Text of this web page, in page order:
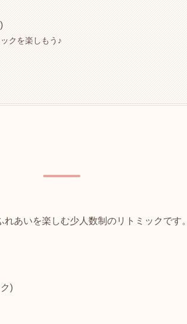
クを楽しもう♪
あいを楽しむ少人数制のリトミックです。
)